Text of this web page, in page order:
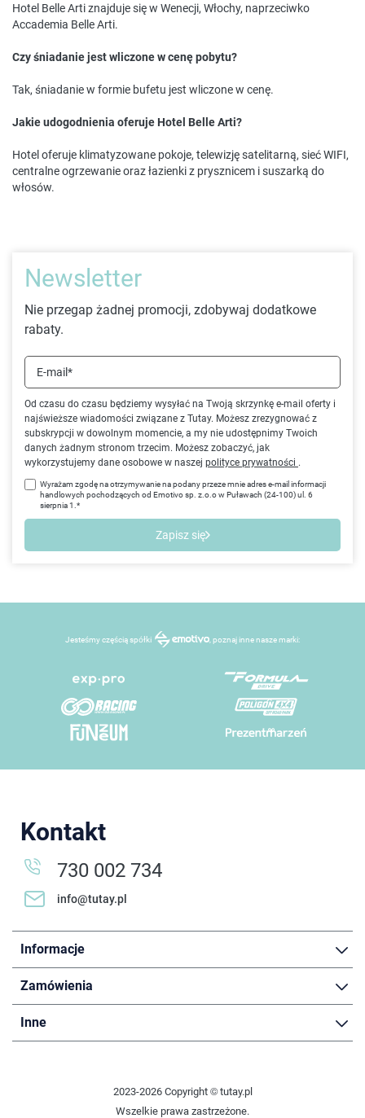
Hotel Belle Arti znajduje się w Wenecji, Włochy, naprzeciwko
Accademia Belle Arti.
Czy śniadanie jest wliczone w cenę pobytu?
Tak, śniadanie w formie bufetu jest wliczone w cenę.
Jakie udogodnienia oferuje Hotel Belle Arti?
Hotel oferuje klimatyzowane pokoje, telewizję satelitarną, sieć WIFI,
centralne ogrzewanie oraz łazienki z prysznicem i suszarką do
włosów.
Newsletter
Nie przegap żadnej promocji, zdobywaj dodatkowe
rabaty.
Od czasu do czasu będziemy wysyłać na Twoją skrzynkę e-mail oferty i
najświeższe wiadomości związane z Tutay. Możesz zrezygnować z
subskrypcji w dowolnym momencie, a my nie udostępnimy Twoich
danych żadnym stronom trzecim. Możesz zobaczyć, jak
wykorzystujemy dane osobowe w naszej polityce prywatności .
E-mail*
Wyrażam zgodę na otrzymywanie na podany przeze mnie adres e-mail informacji
handlowych pochodzących od Emotivo sp. z.o.o w Puławach (24-100) ul. 6
sierpnia 1.*
Zapisz się
Jesteśmy częścią spółki , poznaj inne nasze marki:
Kontakt
730 002 734
info@tutay.pl
Informacje
Zamówienia
Inne
2023-2026 Copyright © tutay.pl
Wszelkie prawa zastrzeżone.